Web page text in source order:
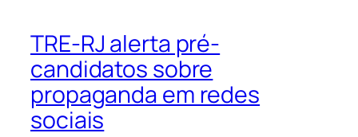
TRE-RJ alerta pré-
candidatos sobre
propaganda em redes
sociais